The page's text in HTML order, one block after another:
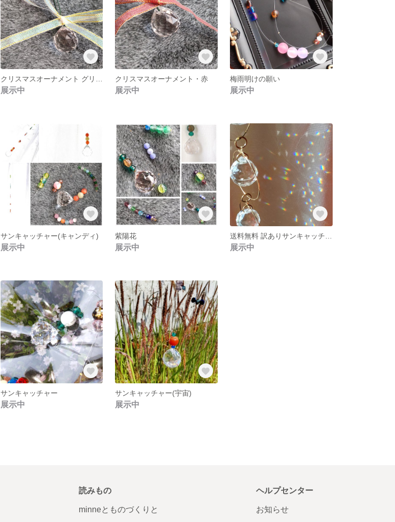
展示中
クリスマスオーナメント・赤
展示中
梅雨明けの願い
展示中
サンキャッチャー(キャンディ)
展示中
紫陽花
展示中 展示中
サンキャッチャー
展示中
サンキャッチャー(宇宙)
展示中
読みもの
minneとものづくりと
ヘルプセンター
お知らせ